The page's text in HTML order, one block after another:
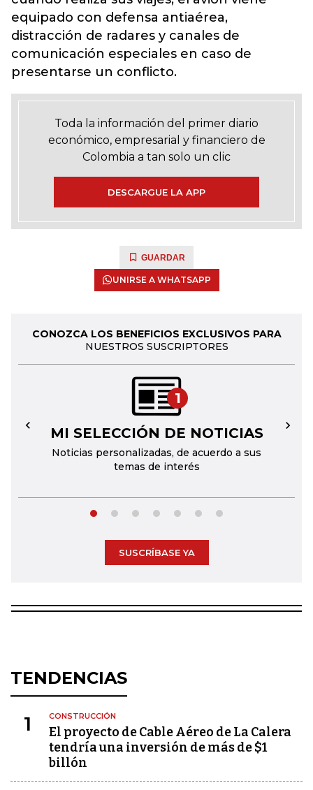
equipado con defensa antiaérea,
distracción de radares y canales de
comunicación especiales en caso de
presentarse un conflicto.
Toda la información del primer diario
económico, empresarial y financiero de
Colombia a tan solo un clic
DESCARGUE LA APP
GUARDAR
UNIRSE A WHATSAPP
CONOZCA LOS BENEFICIOS EXCLUSIVOS PARA
NUESTROS SUSCRIPTORES
1
MI SELECCIÓN DE NOTICIAS
Noticias personalizadas, de acuerdo a sus
temas de interés
← →
SUSCRÍBASE YA
TENDENCIAS
1 CONSTRUCCIÓN
El proyecto de Cable Aéreo de La Calera
tendría una inversión de más de $1
billón